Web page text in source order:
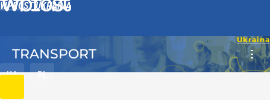
WPROST UKRAINA
UA PL
TRANSPORT